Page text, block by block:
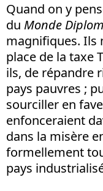
Quand on y
du Monde
magnifiques. Ils
place de la taxe
ils, de répandre
pays pauvres ;
sourciller en
enfonceraient
dans la misère
formellement
pays